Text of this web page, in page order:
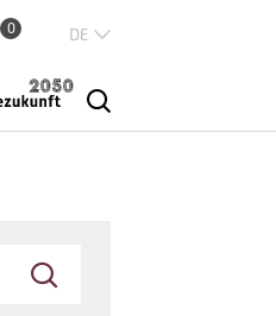
0
English